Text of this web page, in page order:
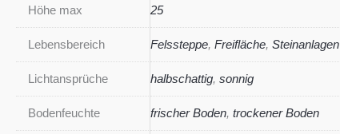
Höhe max 25
Lebensbereich Felssteppe, Freifläche, Steinanlagen
Lichtansprüche halbschattig, sonnig
Bodenfeuchte frischer Boden, trockener Boden